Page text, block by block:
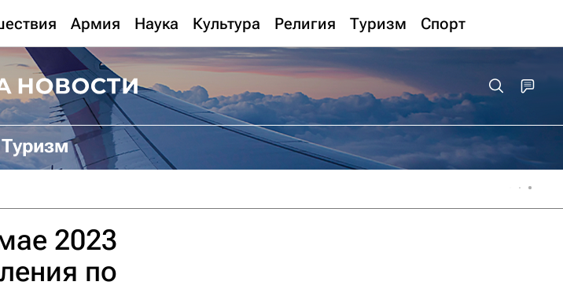
Армия Наука Культура Религия Туризм Спорт
Туризм
2023
по